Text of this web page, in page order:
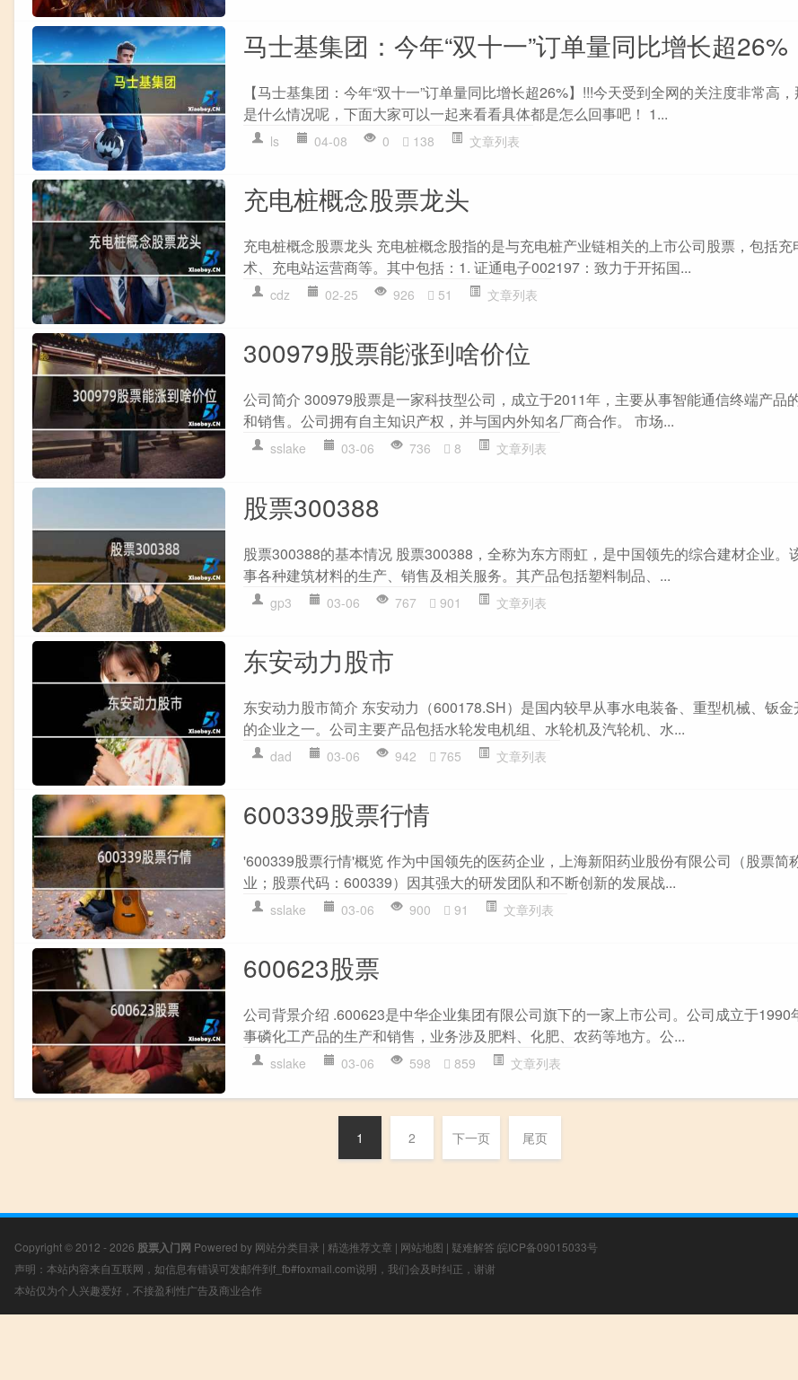
马士基集团：今年“双十一”订单量同比增长超26%
【马士基集团：今年“双十一”订单量同比增长超26%】!!!今天受到全网的关注度非常高
是什么情况呢，下面大家可以一起来看看具体都是怎么回事吧！ 1...
ls 04-08 0 138 文章列表
充电桩概念股票龙头
充电桩概念股票龙头 充电桩概念股指的是与充电桩产业链相关的上市公司股票，包括充
术、充电站运营商等。其中包括：1. 证通电子002197：致力于开拓国...
cdz 02-25 926 51 文章列表
300979股票能涨到啥价位
公司简介 300979股票是一家科技型公司，成立于2011年，主要从事智能通信终端产品
和销售。公司拥有自主知识产权，并与国内外知名厂商合作。 市场...
sslake 03-06 736 8 文章列表
股票300388
股票300388的基本情况 股票300388，全称为东方雨虹，是中国领先的综合建材企业。
事各种建筑材料的生产、销售及相关服务。其产品包括塑料制品、...
gp3 03-06 767 901 文章列表
东安动力股市
东安动力股市简介 东安动力（600178.SH）是国内较早从事水电装备、重型机械、钣
的企业之一。公司主要产品包括水轮发电机组、水轮机及汽轮机、水...
dad 03-06 942 765 文章列表
600339股票行情
'600339股票行情'概览 作为中国领先的医药企业，上海新阳药业股份有限公司（股票简
业；股票代码：600339）因其强大的研发团队和不断创新的发展战...
sslake 03-06 900 91 文章列表
600623股票
公司背景介绍 .600623是中华企业集团有限公司旗下的一家上市公司。公司成立于1990
事磷化工产品的生产和销售，业务涉及肥料、化肥、农药等地方。公...
sslake 03-06 598 859 文章列表
1 2 下一页 尾页
Copyright © 2012 - 2026 股票入门网 Powered by 网站分类目录 | 精选推荐文章 | 网站地图 | 疑难解答 皖ICP备09015033号
声明：本站内容来自互联网，如信息有错误可发邮件到f_fb#foxmail.com说明，我们会及时纠正，谢谢
本站仅为个人兴趣爱好，不接盈利性广告及商业合作